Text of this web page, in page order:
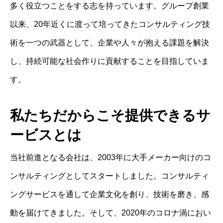
多く役立つことをする志を持っています。グループ創業
以来、20年近くに渡って培ってきたコンサルティング技
術を一つの武器として、企業や人々が抱える課題を解決
し、持続可能な社会作りに貢献することを目指していま
す。
私たちだからこそ提供できるサ
ービスとは
当社前進となる会社は、2003年に大手メーカー向けのコ
ンサルティングとしてスタートしました。コンサルティ
ングサービスを通して企業文化を創り、技術を磨き、感
動を届けてきました。そして、2020年のコロナ渦におい